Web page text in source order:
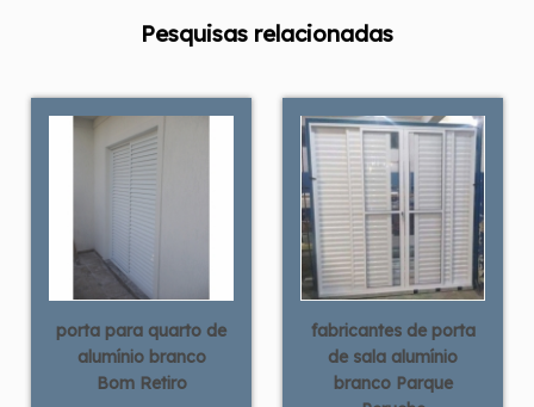
Pesquisas relacionadas
porta para quarto de
alumínio branco
Bom Retiro
fabricantes de porta
de sala alumínio
branco Parque